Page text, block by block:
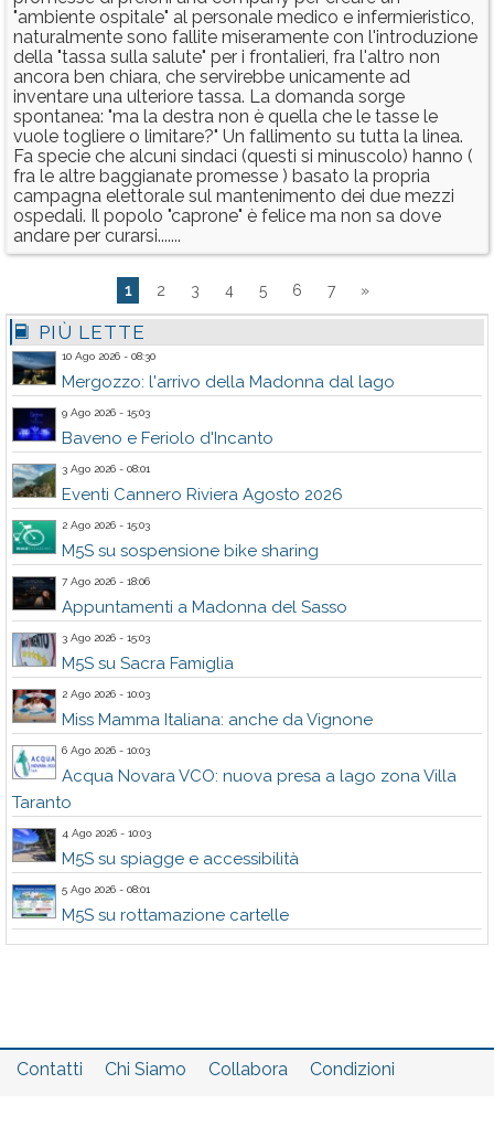
"ambiente ospitale" al personale medico e infermieristico,
naturalmente sono fallite miseramente con l'introduzione
della "tassa sulla salute" per i frontalieri, fra l'altro non
ancora ben chiara, che servirebbe unicamente ad
inventare una ulteriore tassa. La domanda sorge
spontanea: "ma la destra non è quella che le tasse le
vuole togliere o limitare?" Un fallimento su tutta la linea.
Fa specie che alcuni sindaci (questi si minuscolo) hanno (
fra le altre baggianate promesse ) basato la propria
campagna elettorale sul mantenimento dei due mezzi
ospedali. Il popolo "caprone" è felice ma non sa dove
andare per curarsi.......
1 2 3 4 5 6 7 »
PIÙ LETTE
10 Ago 2026 - 08:30
Mergozzo: l'arrivo della Madonna dal lago
9 Ago 2026 - 15:03
Baveno e Feriolo d'Incanto
3 Ago 2026 - 08:01
Eventi Cannero Riviera Agosto 2026
2 Ago 2026 - 15:03
M5S su sospensione bike sharing
7 Ago 2026 - 18:06
Appuntamenti a Madonna del Sasso
3 Ago 2026 - 15:03
M5S su Sacra Famiglia
2 Ago 2026 - 10:03
Miss Mamma Italiana: anche da Vignone
6 Ago 2026 - 10:03
Acqua Novara VCO: nuova presa a lago zona Villa
Taranto
4 Ago 2026 - 10:03
M5S su spiagge e accessibilità
5 Ago 2026 - 08:01
M5S su rottamazione cartelle
Contatti Chi Siamo Collabora
Condizioni